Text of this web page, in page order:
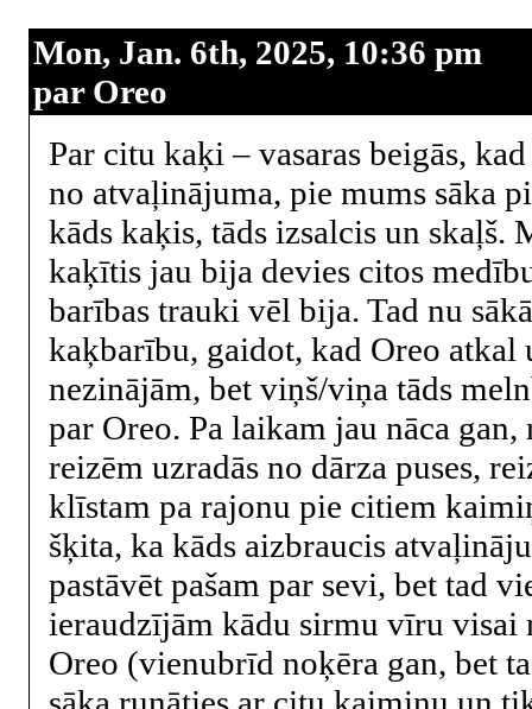
Mon, Jan. 6th, 2025, 10:36 pm
par Oreo
Par citu kaķi – vasaras beigās,
no atvaļinājuma, pie mums sāka
kāds kaķis, tāds izsalcis un skaļš.
kaķītis jau bija devies citos
barības trauki vēl bija. Tad nu
kaķbarību, gaidot, kad Oreo atkal
nezinājām, bet viņš/viņa tāds
par Oreo. Pa laikam jau nāca
reizēm uzradās no dārza puses,
klīstam pa rajonu pie citiem
šķita, ka kāds aizbraucis
pastāvēt pašam par sevi, bet tad
ieraudzījām kādu sirmu vīru visai
Oreo (vienubrīd noķēra gan, bet